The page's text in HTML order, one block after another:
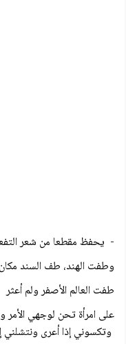
- يحفظ مقطعا من شعر
وطفت الهند، طف السند
طفت العالم الأصفر ولم أعثر
على امرأة تحن لوجهي
وتكسوني إذا أعرى ونتشلني